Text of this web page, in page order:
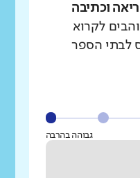
וכתיבה
לקרוא
לבתי הספר
גבוהה בהרבה